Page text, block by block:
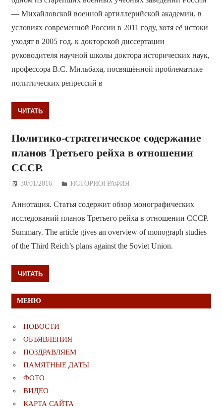
— Михайловской военной артиллерийской академии, в
условиях современной России в 2011 году, хотя её истоки
уходят в 2005 год, к докторской диссертации
руководителя научной школы доктора исторических наук,
профессора В.С. Мильбаха, посвящённой проблематике
политических репрессий в
ЧИТАТЬ
Политико-стратегическое содержание
планов Третьего рейха в отношении
СССР.
30/01/2016 Дежурный по Редакции
ИСТОРИОГРАФИЯ
Аннотация. Статья содержит обзор монографических
исследований планов Третьего рейха в отношении СССР.
Summary. The article gives an overview of monograph studies
of the Third Reich’s plans against the Soviet Union.
ЧИТАТЬ
МЕНЮ
НОВОСТИ
ОБЪЯВЛЕНИЯ
ПОЗДРАВЛЯЕМ
ПАМЯТНЫЕ ДАТЫ
ФОТО
ВИДЕО
КАРТА САЙТА